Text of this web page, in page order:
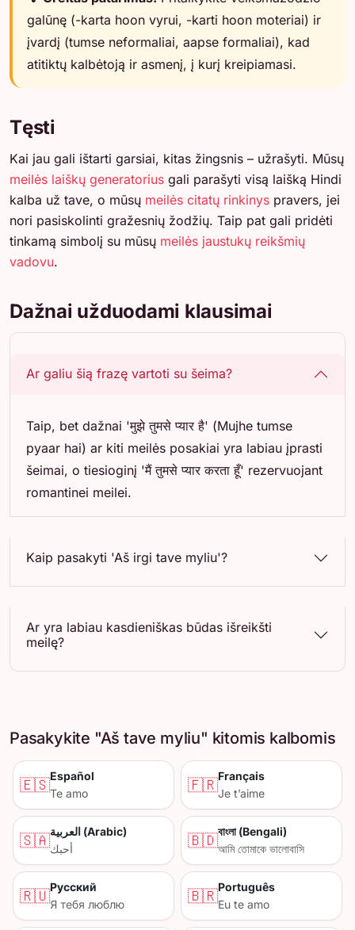
galūnę (-karta hoon vyrui, -karti hoon moteriai) ir
įvardį (tumse neformaliai, aapse formaliai), kad
atitiktų kalbėtoją ir asmenį, į kurį kreipiamasi.
Tęsti
Kai jau gali ištarti garsiai, kitas žingsnis – užrašyti. Mūsų
meilės laiškų generatorius gali parašyti visą laišką Hindi
kalba už tave, o mūsų meilės citatų rinkinys pravers, jei
nori pasiskolinti gražesnių žodžių. Taip pat gali pridėti
tinkamą simbolį su mūsų meilės jaustukų reikšmių
vadovu.
Dažnai užduodami klausimai
Ar galiu šią frazę vartoti su šeima?
Taip, bet dažnai 'मुझे तुमसे प्यार है' (Mujhe tumse
pyaar hai) ar kiti meilės posakiai yra labiau įprasti
šeimai, o tiesioginį 'मैं तुमसे प्यार करता हूँ' rezervuojant
romantinei meilei.
Kaip pasakyti 'Aš irgi tave myliu'?
Ar yra labiau kasdieniškas būdas išreikšti
meilę?
Pasakykite "Aš tave myliu" kitomis kalbomis
🇪🇸Español
Te amo
🇫🇷Français
Je t’aime
🇸🇦
العربية (Arabic)
أحبك
🇧🇩বাংলা (Bengali)
আমি তোমাকে ভালোবাসি
🇷🇺Русский
Я тебя люблю
🇧🇷Português
Eu te amo